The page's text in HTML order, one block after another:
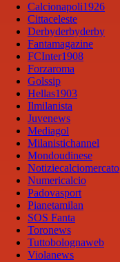
Calcionapoli1926
Cittaceleste
Derbyderbyderby
Fantamagazine
FCInter1908
Forzaroma
Golssip
Hellas1903
Ilmilanista
Juvenews
Mediagol
Milanistichannel
Mondoudinese
Notiziecalciomercato
Numericalcio
Padovasport
Pianetamilan
SOS Fanta
Toronews
Tuttobolognaweb
Violanews